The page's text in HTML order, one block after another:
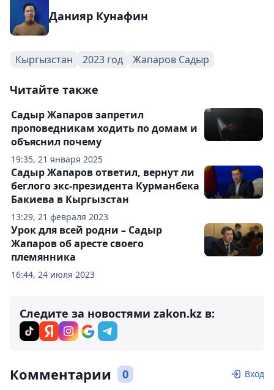
Данияр Кунафин
Кыргызстан 2023 год Жапаров Садыр
Читайте также
19:35, 21 января 2025
Садыр Жапаров запретил
проповедникам ходить по домам и
объяснил почему
13:29, 21 февраля 2023
Садыр Жапаров ответил, вернут ли
беглого экс-президента Курманбека
Бакиева в Кыргызстан
16:44, 24 июля 2023
Урок для всей родни – Садыр
Жапаров об аресте своего
племянника
Следите за новостями zakon.kz в:
Комментарии 0 Вход